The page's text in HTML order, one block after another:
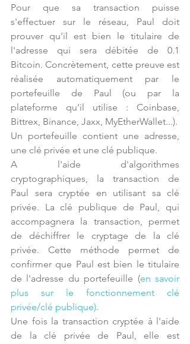
Pour que sa transaction puisse
s'effectuer sur le réseau, Paul doit
prouver qu'il est bien le titulaire de
l'adresse qui sera débitée de 0.1
Bitcoin. Concrètement, cette preuve est
réalisée automatiquement par le
portefeuille de Paul (ou par la
plateforme qu'il utilise : Coinbase,
Bittrex, Binance, Jaxx, MyEtherWallet...).
Un portefeuille contient une adresse,
une clé privée et une clé publique.
A l'aide d'algorithmes
cryptographiques, la transaction de
Paul sera cryptée en utilisant sa clé
privée. La clé publique de Paul, qui
accompagnera la transaction, permet
de déchiffrer le cryptage de la clé
privée. Cette méthode permet de
confirmer que Paul est bien le titulaire
de l'adresse du portefeuille (en savoir
plus sur le fonctionnement clé
privée/clé publique).
Une fois la transaction cryptée à l'aide
de la clé privée de Paul, elle est